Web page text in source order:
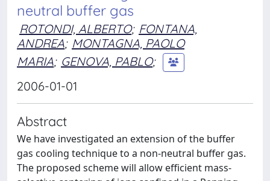
neutral buffer gas
ROTONDI, ALBERTO; FONTANA,
ANDREA; MONTAGNA, PAOLO
MARIA; GENOVA, PABLO;
2006-01-01
Abstract
We have investigated an extension of the buffer
gas cooling technique to a non-neutral buffer gas.
The proposed scheme will allow efficient mass-